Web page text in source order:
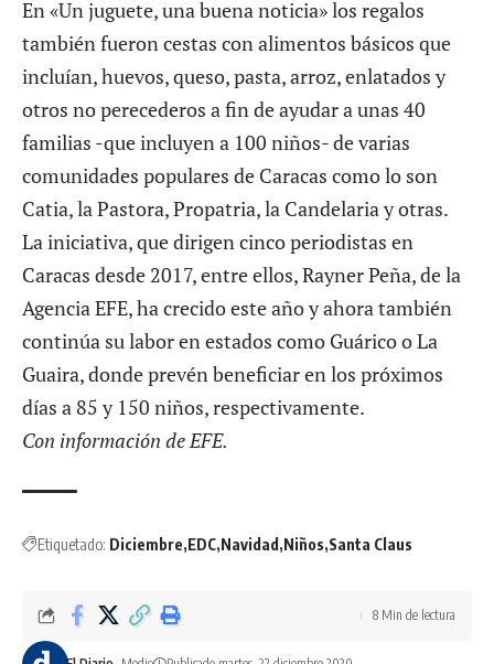
En «Un juguete, una buena noticia» los regalos
también fueron cestas con alimentos básicos que
incluían, huevos, queso, pasta, arroz, enlatados y
otros no perecederos a fin de ayudar a unas 40
familias -que incluyen a 100 niños- de varias
comunidades populares de Caracas como lo son
Catia, la Pastora, Propatria, la Candelaria y otras.
La iniciativa, que dirigen cinco periodistas en
Caracas desde 2017, entre ellos, Rayner Peña, de la
Agencia EFE, ha crecido este año y ahora también
continúa su labor en estados como Guárico o La
Guaira, donde prevén beneficiar en los próximos
días a 85 y 150 niños, respectivamente.
Con información de EFE.
Etiquetado: Diciembre EDC Navidad Niños Santa Claus
8 Min de lectura